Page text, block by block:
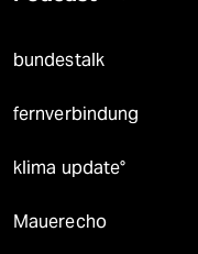
bundestalk
fernverbindung
klima update°
Mauerecho